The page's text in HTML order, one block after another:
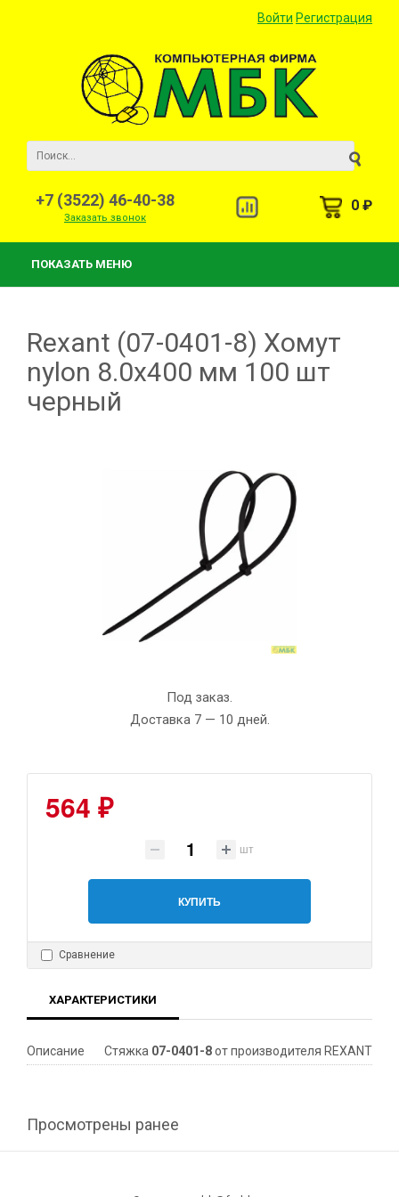
Войти Регистрация
+7 (3522) 46-40-38
Заказать звонок
0 ₽
ПОКАЗАТЬ МЕНЮ
Rexant (07-0401-8) Хомут
nylon 8.0х400 мм 100 шт
черный
Под заказ.
Доставка 7 — 10 дней.
564 ₽
шт
КУПИТЬ
Сравнение
ХАРАКТЕРИСТИКИ
Описание Стяжка 07-0401-8от производителя REXANT
Просмотрены ранее